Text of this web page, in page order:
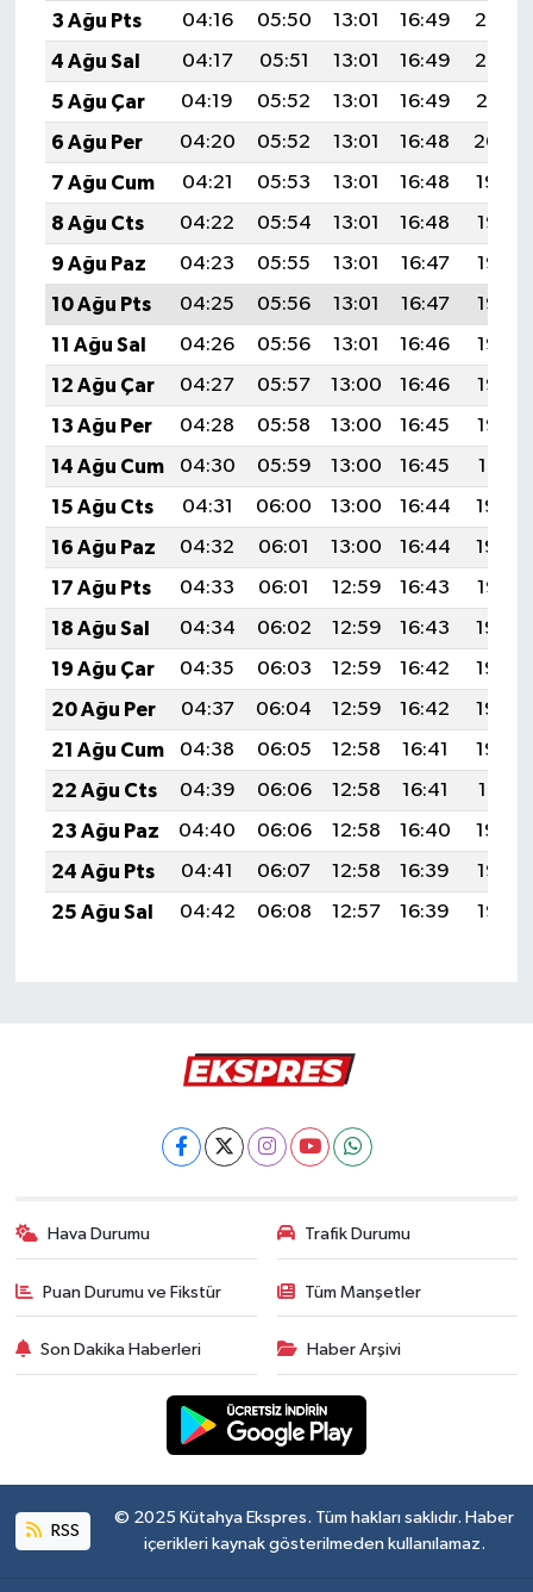
3 Ağu Pts
04:16 05:50 13:01 16:49
20:03
4 Ağu Sal
04:17 05:51 13:01 16:49
20:02
5 Ağu Çar
04:19 05:52 13:01 16:49
20:01
6 Ağu Per
04:20 05:52 13:01 16:48
20:00
7 Ağu Cum
04:21 05:53 13:01 16:48
19:59
8 Ağu Cts
04:22 05:54 13:01 16:48
19:58
9 Ağu Paz
04:23 05:55 13:01 16:47
19:57
10 Ağu Pts
04:25 05:56 13:01 16:47
19:56
11 Ağu Sal
04:26 05:56 13:01 16:46
19:55
12 Ağu Çar
04:27 05:57 13:00 16:46
19:53
13 Ağu Per
04:28 05:58 13:00 16:45
19:52
14 Ağu Cum
04:30 05:59 13:00 16:45
19:51
15 Ağu Cts
04:31 06:00 13:00 16:44
19:50
16 Ağu Paz
04:32 06:01 13:00 16:44
19:49
17 Ağu Pts
04:33 06:01 12:59 16:43
19:47
18 Ağu Sal
04:34 06:02 12:59 16:43
19:46
19 Ağu Çar
04:35 06:03 12:59 16:42
19:45
20 Ağu Per
04:37 06:04 12:59 16:42
19:44
21 Ağu Cum
04:38 06:05 12:58 16:41
19:42
22 Ağu Cts
04:39 06:06 12:58 16:41
19:41
23 Ağu Paz
04:40 06:06 12:58 16:40
19:40
24 Ağu Pts
04:41 06:07 12:58 16:39
19:38
25 Ağu Sal
04:42 06:08 12:57 16:39 19:37
Hava Durumu Trafik Durumu
Puan Durumu ve Fikstür Tüm Manşetler
Son Dakika Haberleri Haber Arşivi
RSS
© 2025 Kütahya Ekspres. Tüm hakları saklıdır. Haber
içerikleri kaynak gösterilmeden kullanılamaz.
Türkiye
Video Galeri
Yaşam
Yemek Tarifleri